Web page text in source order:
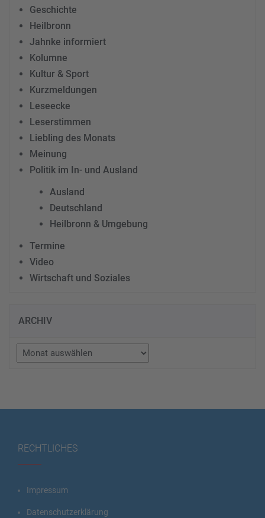
Geschichte
Heilbronn
Jahnke informiert
Kolumne
Kultur & Sport
Kurzmeldungen
Leseecke
Leserstimmen
Liebling des Monats
Meinung
Politik im In- und Ausland
Ausland
Deutschland
Heilbronn & Umgebung
Termine
Video
Wirtschaft und Soziales
ARCHIV
Archiv
RECHTLICHES
Impressum
Datenschutzerklärung